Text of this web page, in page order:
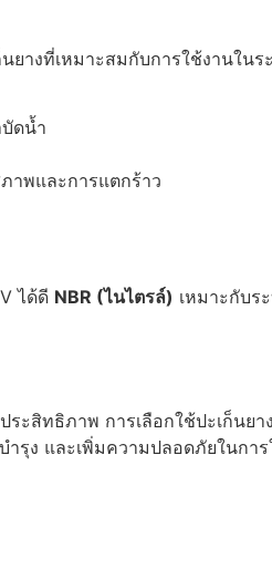
างที่เหมาะสมกับการใช้งานในร
ดน้ำ
าพและการแตกร้าว
ได้ดี NBR (ไนไตรล์) เหมาะกับร
ะสิทธิภาพ การเลือกใช้ปะเก็นยา
รุง และเพิ่มความปลอดภัยในกา